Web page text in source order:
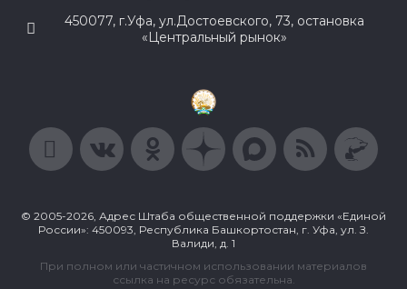
450077, г.Уфа, ул.Достоевского, 73, остановка
«Центральный рынок»
© 2005-2026, Адрес Штаба общественной поддержки «Единой
России»: 450093, Республика Башкортостан, г. Уфа, ул. З.
Валиди, д. 1
При полном или частичном использовании материалов
ссылка на ресурс обязательна.